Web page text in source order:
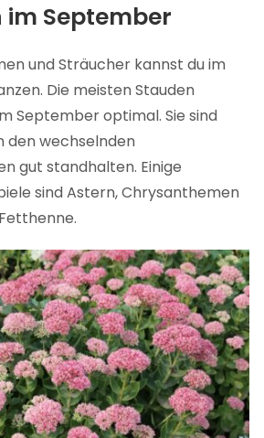
September
und Sträucher kannst du im
Die meisten Stauden
September optimal. Sie sind
den wechselnden
gut standhalten. Einige
sind Astern, Chrysanthemen